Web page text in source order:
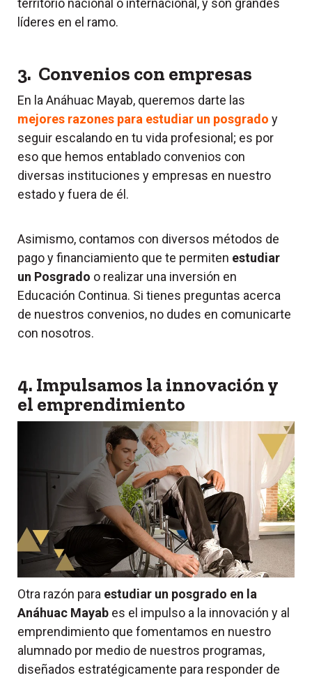
territorio nacional o internacional, y son grandes
líderes en el ramo.
3. Convenios con empresas
En la Anáhuac Mayab, queremos darte las
mejores razones para estudiar un posgrado y
seguir escalando en tu vida profesional; es por
eso que hemos entablado convenios con
diversas instituciones y empresas en nuestro
estado y fuera de él.
Asimismo, contamos con diversos métodos de
pago y financiamiento que te permiten estudiar
un Posgrado o realizar una inversión en
Educación Continua. Si tienes preguntas acerca
de nuestros convenios, no dudes en comunicarte
con nosotros.
4. Impulsamos la innovación y
el emprendimiento
Otra razón para estudiar un posgrado en la
Anáhuac Mayab es el impulso a la innovación y al
emprendimiento que fomentamos en nuestro
alumnado por medio de nuestros programas,
diseñados estratégicamente para responder de